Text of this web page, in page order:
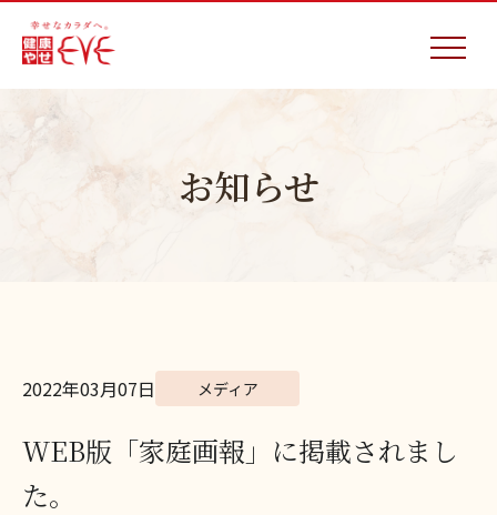
お知らせ
2022年03月07日 メディア
WEB版「家庭画報」に掲載されまし
た。